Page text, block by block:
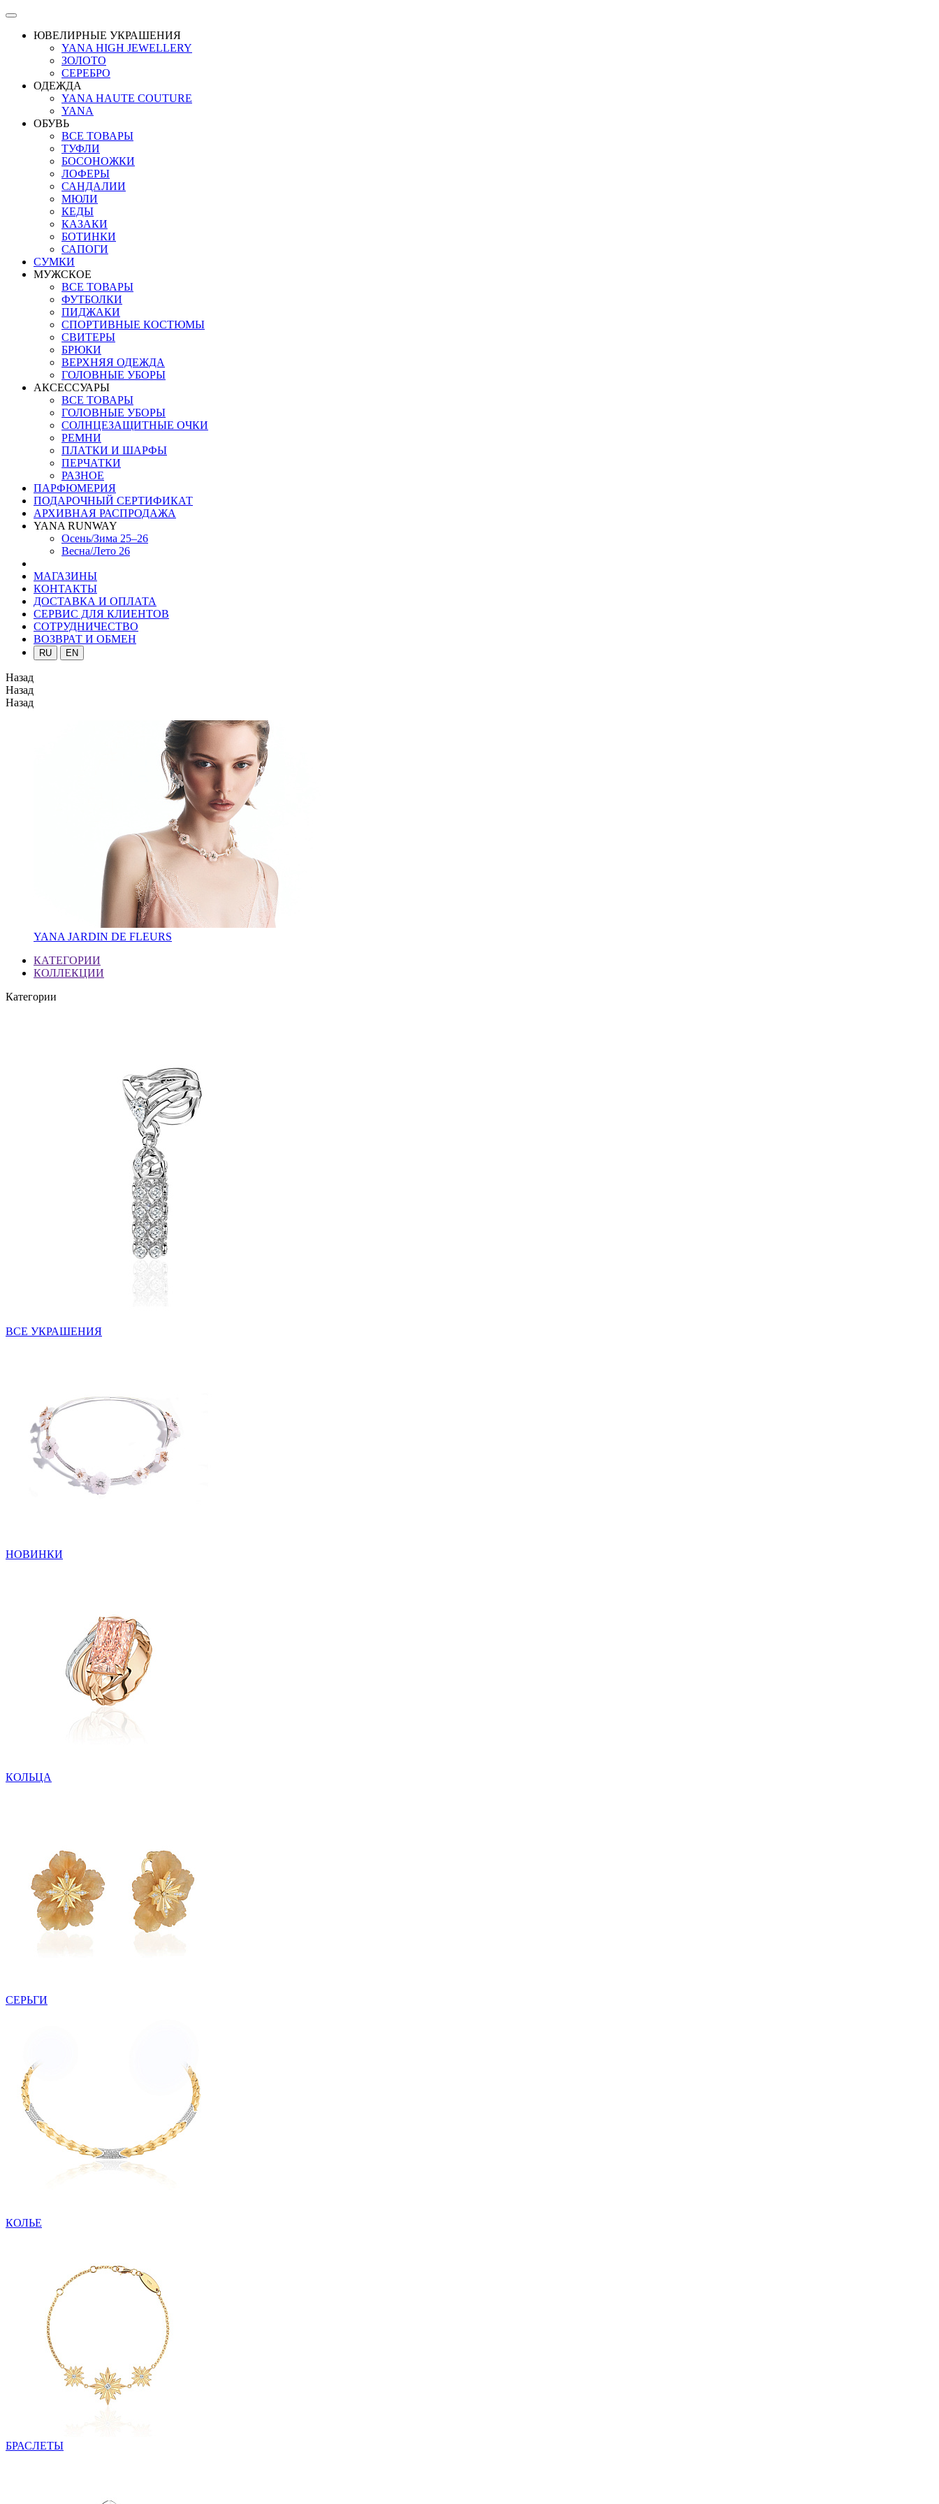
ЮВЕЛИРНЫЕ УКРАШЕНИЯ
YANA HIGH JEWELLERY
ЗОЛОТО
СЕРЕБРО
ОДЕЖДА
YANA HAUTE COUTURE
YANA
ОБУВЬ
ВСЕ ТОВАРЫ
ТУФЛИ
БОСОНОЖКИ
ЛОФЕРЫ
САНДАЛИИ
МЮЛИ
КЕДЫ
КАЗАКИ
БОТИНКИ
САПОГИ
СУМКИ
МУЖСКОЕ
ВСЕ ТОВАРЫ
ФУТБОЛКИ
ПИДЖАКИ
СПОРТИВНЫЕ КОСТЮМЫ
СВИТЕРЫ
БРЮКИ
ВЕРХНЯЯ ОДЕЖДА
ГОЛОВНЫЕ УБОРЫ
АКСЕССУАРЫ
ВСЕ ТОВАРЫ
ГОЛОВНЫЕ УБОРЫ
СОЛНЦЕЗАЩИТНЫЕ ОЧКИ
РЕМНИ
ПЛАТКИ И ШАРФЫ
ПЕРЧАТКИ
РАЗНОЕ
ПАРФЮМЕРИЯ
ПОДАРОЧНЫЙ СЕРТИФИКАТ
АРХИВНАЯ РАСПРОДАЖА
YANA RUNWAY
Осень/Зима 25–26
Весна/Лето 26
МАГАЗИНЫ
КОНТАКТЫ
ДОСТАВКА И ОПЛАТА
СЕРВИС ДЛЯ КЛИЕНТОВ
СОТРУДНИЧЕСТВО
ВОЗВРАТ И ОБМЕН
RU EN
Назад
Назад
Назад
YANA JARDIN DE FLEURS
КАТЕГОРИИ
КОЛЛЕКЦИИ
Категории
ВСЕ УКРАШЕНИЯ
НОВИНКИ
КОЛЬЦА
СЕРЬГИ
КОЛЬЕ
БРАСЛЕТЫ